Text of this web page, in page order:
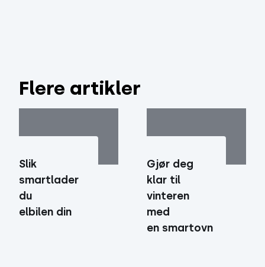
Flere artikler
Slik
smartlader
du
elbilen din
Gjør deg
klar til
vinteren
med
en smartovn